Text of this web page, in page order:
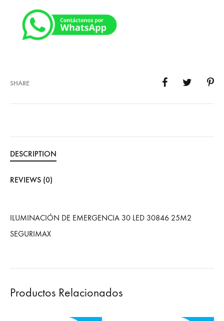
SHARE
DESCRIPTION
REVIEWS (0)
ILUMINACIÓN DE EMERGENCIA 30 LED 30846 25M2
SEGURIMAX
Productos Relacionados